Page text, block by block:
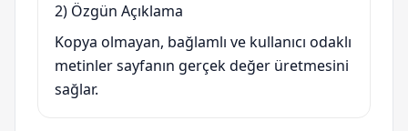
2) Özgün Açıklama
Kopya olmayan, bağlamlı ve kullanıcı odaklı
metinler sayfanın gerçek değer üretmesini
sağlar.